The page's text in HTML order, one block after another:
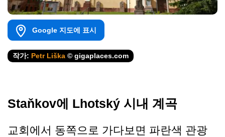
Google 지도에 표시
작가: Petr Liška © gigaplaces.com
Staňkov에 Lhotský 시내 계곡
교회에서 동쪽으로 가다보면 파란색 관광